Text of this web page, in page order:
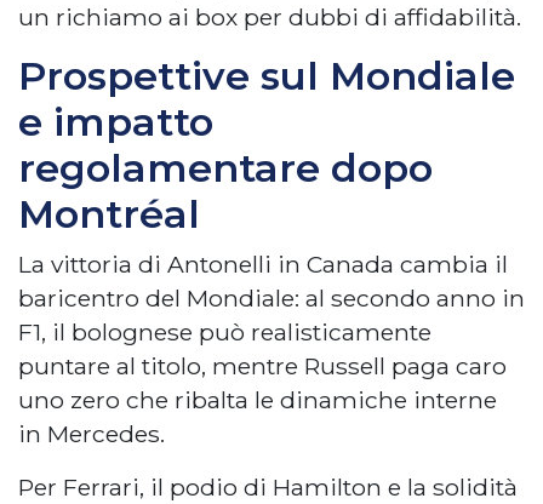
un richiamo ai box per dubbi di affidabilità.
Prospettive sul Mondiale
e impatto
regolamentare dopo
Montréal
La vittoria di Antonelli in Canada cambia il
baricentro del Mondiale: al secondo anno in
F1, il bolognese può realisticamente
puntare al titolo, mentre Russell paga caro
uno zero che ribalta le dinamiche interne
in Mercedes.
Per Ferrari, il podio di Hamilton e la solidità